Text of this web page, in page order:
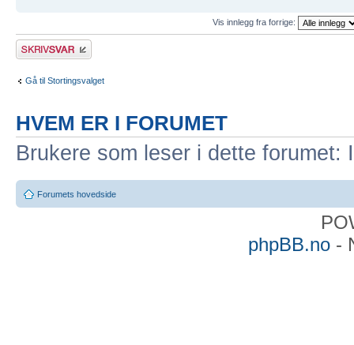
Vis innlegg fra forrige:
Skriv et svar
Gå til Stortingsvalget
HVEM ER I FORUMET
Brukere som leser i dette
Forumets hovedside
phpBB.no-